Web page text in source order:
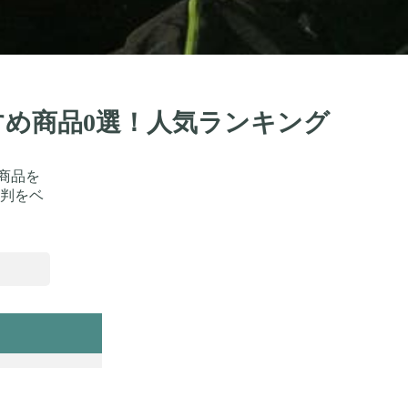
商品0選！人気ランキング
品を
をベ